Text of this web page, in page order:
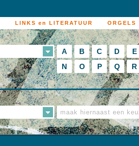
LINKS en LITERATUUR ORGELS
A B C D E
N
O P Q R